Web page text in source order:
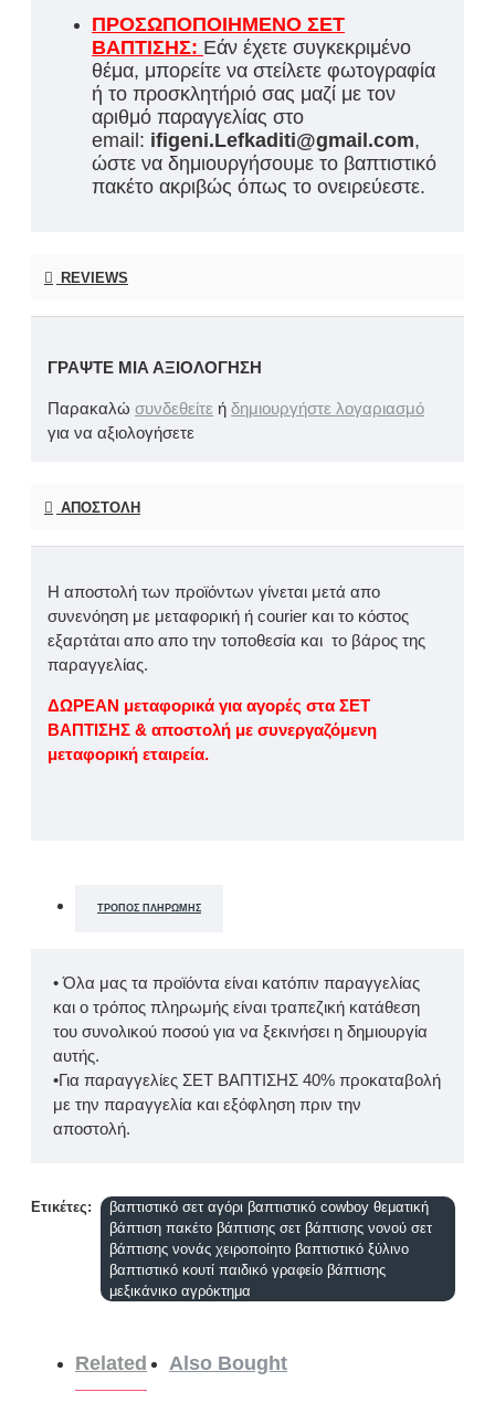
ΠΡΟΣΩΠΟΠΟΙΗΜΕΝΟ ΣΕΤ
ΒΑΠΤΙΣΗΣ: Εάν έχετε συγκεκριμένο
θέμα, μπορείτε να στείλετε φωτογραφία
ή το προσκλητήριό σας μαζί με τον
αριθμό παραγγελίας στο
email: ifigeni.Lefkaditi@gmail.com,
ώστε να δημιουργήσουμε το βαπτιστικό
πακέτο ακριβώς όπως το ονειρεύεστε.
REVIEWS
ΓΡΆΨΤΕ ΜΙΑ ΑΞΙΟΛΌΓΗΣΗ
Παρακαλώ συνδεθείτε ή δημιουργήστε λογαριασμό
για να αξιολογήσετε
ΑΠΟΣΤΟΛΉ
Η αποστολή των προϊόντων γίνεται μετά απο
συνενόηση με μεταφορική ή courier και το κόστος
εξαρτάται απο απο την τοποθεσία και το βάρος της
παραγγελίας.
ΔΩΡΕΑΝ μεταφορικά για αγορές στα ΣΕΤ
ΒΑΠΤΙΣΗΣ & αποστολή με συνεργαζόμενη
μεταφορική εταιρεία.
ΤΡΌΠΟΣ ΠΛΗΡΩΜΉΣ
• Όλα μας τα προϊόντα είναι κατόπιν παραγγελίας
και ο τρόπος πληρωμής είναι τραπεζική κατάθεση
του συνολικού ποσού για να ξεκινήσει η δημιουργία
αυτής.
•Για παραγγελίες ΣΕΤ ΒΑΠΤΙΣΗΣ 40% προκαταβολή
με την παραγγελία και εξόφληση πριν την
αποστολή.
Ετικέτες:
βαπτιστικό σετ αγόρι βαπτιστικό cowboy θεματική
βάπτιση πακέτο βάπτισης σετ βάπτισης νονού σετ
βάπτισης νονάς χειροποίητο βαπτιστικό ξύλινο
βαπτιστικό κουτί παιδικό γραφείο βάπτισης
μεξικάνικο αγρόκτημα
Related Also Bought